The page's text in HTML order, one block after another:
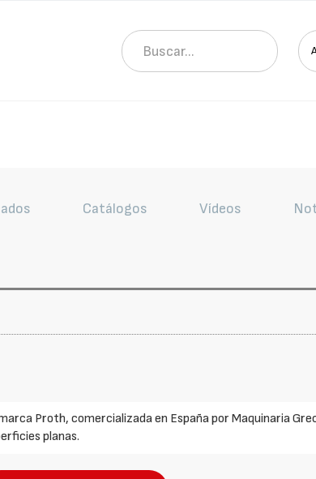
Catálogos Vídeos
Proth, comercializada en España por Maquinaria
planas.